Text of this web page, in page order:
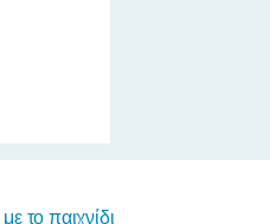
το παιχνίδι